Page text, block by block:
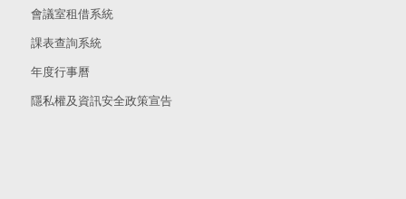
會議室租借系統
課表查詢系統
年度行事曆
隱私權及資訊安全政策宣告